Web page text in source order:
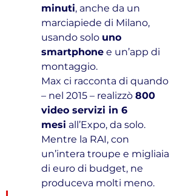
minuti, anche da un
marciapiede di Milano,
usando solo uno
smartphone e un’app di
montaggio.
Max ci racconta di quando
– nel 2015 – realizzò 800
video servizi in 6
mesi all’Expo, da solo.
Mentre la RAI, con
un’intera troupe e migliaia
di euro di budget, ne
produceva molti meno.